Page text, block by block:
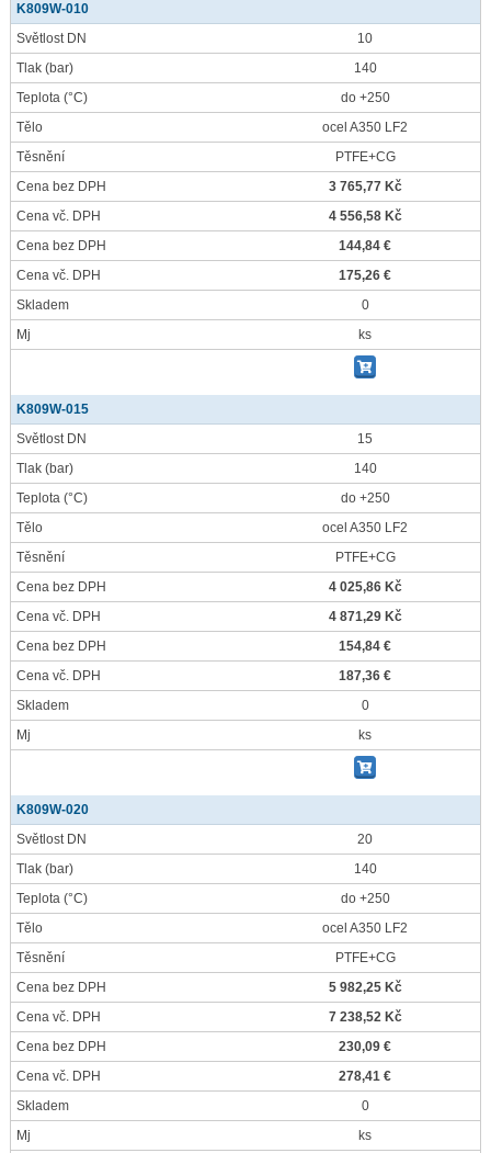
K809W-010
Světlost DN
10
Tlak (bar)
140
Teplota (°C)
do +250
Tělo
ocel A350 LF2
Těsnění
PTFE+CG
Cena bez DPH
3 765,77 Kč
Cena vč. DPH
4 556,58 Kč
Cena bez DPH
144,84 €
Cena vč. DPH
175,26 €
Skladem
0
Mj
ks
K809W-015
Světlost DN
15
Tlak (bar)
140
Teplota (°C)
do +250
Tělo
ocel A350 LF2
Těsnění
PTFE+CG
Cena bez DPH
4 025,86 Kč
Cena vč. DPH
4 871,29 Kč
Cena bez DPH
154,84 €
Cena vč. DPH
187,36 €
Skladem
0
Mj
ks
K809W-020
Světlost DN
20
Tlak (bar)
140
Teplota (°C)
do +250
Tělo
ocel A350 LF2
Těsnění
PTFE+CG
Cena bez DPH
5 982,25 Kč
Cena vč. DPH
7 238,52 Kč
Cena bez DPH
230,09 €
Cena vč. DPH
278,41 €
Skladem
0
Mj
ks